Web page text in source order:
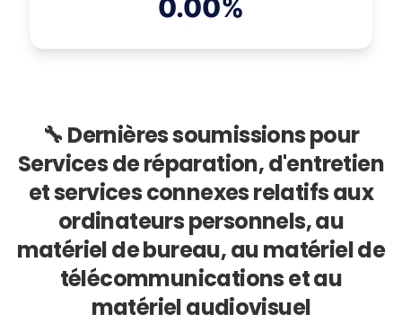
0.00%
🔧 Dernières soumissions pour
Services de réparation, d'entretien
et services connexes relatifs aux
ordinateurs personnels, au
matériel de bureau, au matériel de
télécommunications et au
matériel audiovisuel